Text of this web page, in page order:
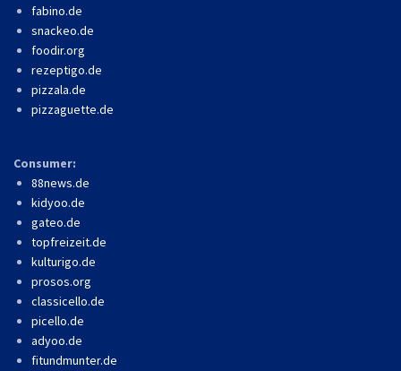
fabino.de
snackeo.de
foodir.org
rezeptigo.de
pizzala.de
pizzaguette.de
Consumer:
88news.de
kidyoo.de
gateo.de
topfreizeit.de
kulturigo.de
prosos.org
classicello.de
picello.de
adyoo.de
fitundmunter.de